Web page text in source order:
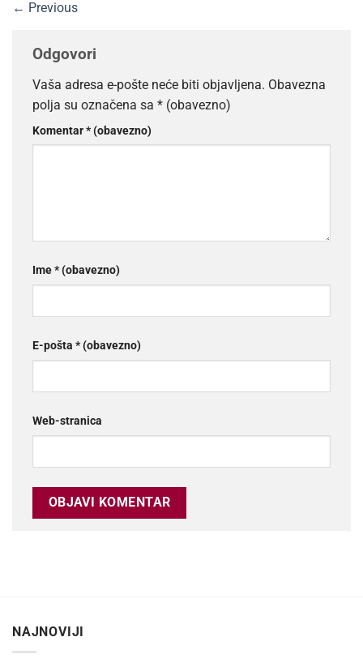
← Previous
Odgovori
Vaša adresa e-pošte neće biti objavljena. Obavezna
polja su označena sa * (obavezno)
Komentar* (obavezno)
Ime* (obavezno)
E-pošta * (obavezno)
Web-stranica
NAJNOVIJI